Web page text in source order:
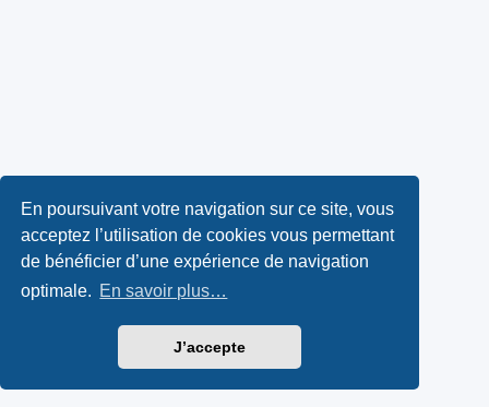
En poursuivant votre navigation sur ce site, vous
acceptez l’utilisation de cookies vous permettant
de bénéficier d’une expérience de navigation
optimale. En savoir plus…
J’accepte